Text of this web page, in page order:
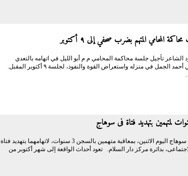
المحامي المتهم بضرب صحفي إلى ٩ أكتوبر
تأجيل جلسة محاكمة المحامي م م أبو الليل في اتهامه بالتعدي
بالضرب على الصحفي أحمد الجمل في منزله واستعراض القوة والنفوذ، لجلسة ٩ أكتوبر المقبل.
قضت محكمة جنايات سوهاج اليوم الاثنين، بمعاقبة متهمين بالسجن 3 سنوات، لاتهامهما بتهديد فتاة
بدائرة مركز دار السلام. تعود أحداث الواقعة إلى شهر أكتوبر من